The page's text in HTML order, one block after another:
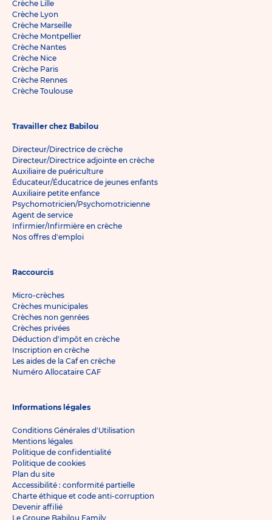
Crèche Lille
Crèche Lyon
Crèche Marseille
Crèche Montpellier
Crèche Nantes
Crèche Nice
Crèche Paris
Crèche Rennes
Crèche Toulouse
Travailler chez Babilou
Directeur/Directrice de crèche
Directeur/Directrice adjointe en crèche
Auxiliaire de puériculture
Éducateur/Éducatrice de jeunes enfants
Auxiliaire petite enfance
Psychomotricien/Psychomotricienne
Agent de service
Infirmier/Infirmière en crèche
Nos offres d'emploi
Raccourcis
Micro-crèches
Crèches municipales
Crèches non genrées
Crèches privées
Déduction d'impôt en crèche
Inscription en crèche
Les aides de la Caf en crèche
Numéro Allocataire CAF
Informations légales
Conditions Générales d'Utilisation
Mentions légales
Politique de confidentialité
Politique de cookies
Plan du site
Accessibilité : conformité partielle
Charte éthique et code anti-corruption
Devenir affilié
Le Groupe Babilou Family